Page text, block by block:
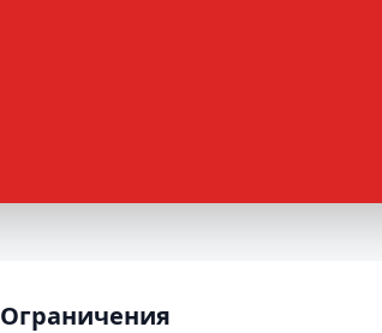
Ограничения